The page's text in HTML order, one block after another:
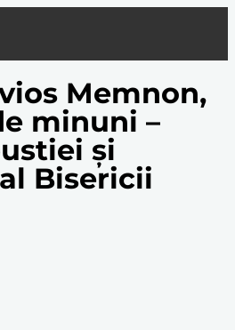
Memnon,
minuni –
și
Bisericii